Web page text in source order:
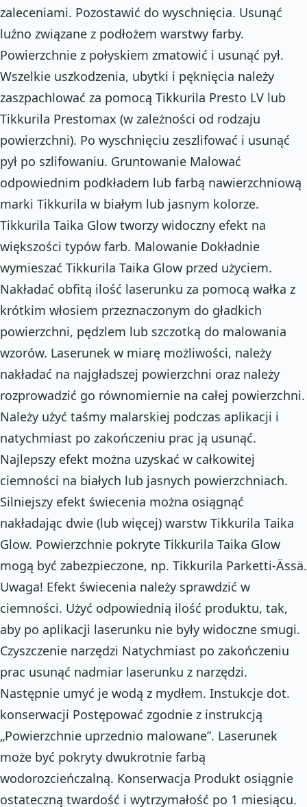
zaleceniami. Pozostawić do wyschnięcia. Usunąć
luźno związane z podłożem warstwy farby.
Powierzchnie z połyskiem zmatowić i usunąć pył.
Wszelkie uszkodzenia, ubytki i pęknięcia należy
zaszpachlować za pomocą Tikkurila Presto LV lub
Tikkurila Prestomax (w zależności od rodzaju
powierzchni). Po wyschnięciu zeszlifować i usunąć
pył po szlifowaniu. Gruntowanie Malować
odpowiednim podkładem lub farbą nawierzchniową
marki Tikkurila w białym lub jasnym kolorze.
Tikkurila Taika Glow tworzy widoczny efekt na
większości typów farb. Malowanie Dokładnie
wymieszać Tikkurila Taika Glow przed użyciem.
Nakładać obfitą ilość laserunku za pomocą wałka z
krótkim włosiem przeznaczonym do gładkich
powierzchni, pędzlem lub szczotką do malowania
wzorów. Laserunek w miarę możliwości, należy
nakładać na najgładszej powierzchni oraz należy
rozprowadzić go równomiernie na całej powierzchni.
Należy użyć taśmy malarskiej podczas aplikacji i
natychmiast po zakończeniu prac ją usunąć.
Najlepszy efekt można uzyskać w całkowitej
ciemności na białych lub jasnych powierzchniach.
Silniejszy efekt świecenia można osiągnąć
nakładając dwie (lub więcej) warstw Tikkurila Taika
Glow. Powierzchnie pokryte Tikkurila Taika Glow
mogą być zabezpieczone, np. Tikkurila Parketti-Ässä.
Uwaga! Efekt świecenia należy sprawdzić w
ciemności. Użyć odpowiednią ilość produktu, tak,
aby po aplikacji laserunku nie były widoczne smugi.
Czyszczenie narzędzi Natychmiast po zakończeniu
prac usunąć nadmiar laserunku z narzędzi.
Następnie umyć je wodą z mydłem. Instukcje dot.
konserwacji Postępować zgodnie z instrukcją
„Powierzchnie uprzednio malowane”. Laserunek
może być pokryty dwukrotnie farbą
wodorozcieńczalną. Konserwacja Produkt osiągnie
ostateczną twardość i wytrzymałość po 1 miesiącu.